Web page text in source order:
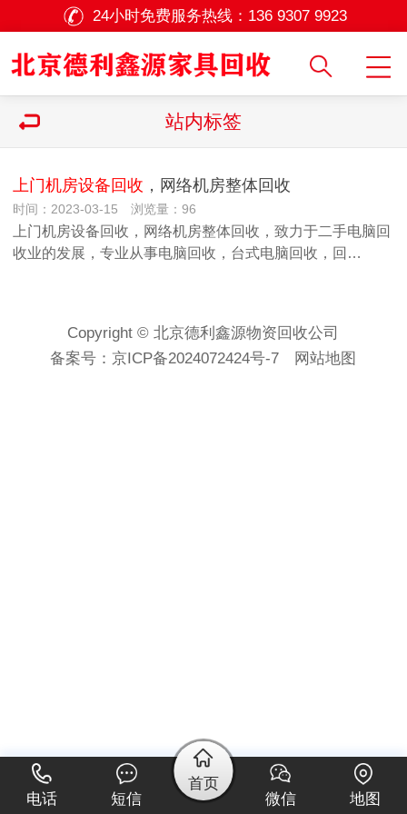
24小时免费服务热线： 136 9307 9923
站内标签
上门机房设备回收 ，网络机房整体回收
时间：2023-03-15 浏览量：96
上门机房设备回收，网络机房整体回收，致力于二手电脑回
收业的发展，专业从事电脑回收，台式电脑回收，回…
Copyright © 北京德利鑫源物资回收公司
备案号： 京ICP备2024072424号-7 网站地图
电话 短信
首页
微信
地图